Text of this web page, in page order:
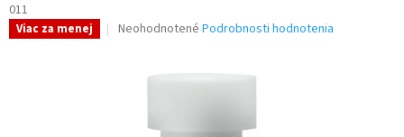
011
Viac za menej
Priemerné
Neohodnotené Podrobnosti hodnotenia